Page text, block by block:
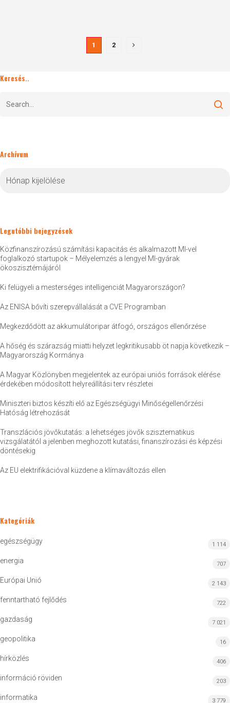
1 2
Keresés..
Archívum
Legutóbbi bejegyzések
Közfinanszírozású számítási kapacitás és alkalmazott MI-vel
foglalkozó startupok – Mélyelemzés a lengyel MI-gyárak
ökoszisztémájáról
Ki felügyeli a mesterséges intelligenciát Magyarországon?
Az ENISA bővíti szerepvállalását a CVE Programban
Megkezdődött az akkumulátoripar átfogó, országos ellenőrzése
A hőség és szárazság miatti helyzet legkritikusabb öt napja következik –
Magyarország Kormánya
A Magyar Közlönyben megjelentek az európai uniós források elérése
érdekében módosított helyreállítási terv részletei
Miniszteri biztos készíti elő az Egészségügyi Minőségellenőrzési
Hatóság létrehozását
Transzlációs jövőkutatás: a lehetséges jövők szisztematikus
vizsgálatától a jelenben meghozott kutatási, finanszírozási és képzési
döntésekig
Az EU elektrifikációval küzdene a klímaváltozás ellen
Kategóriák
egészségügy 1 114
energia 707
Európai Unió 2 143
fenntartható fejlődés 722
gazdaság 7 021
geopolitika 16
hírközlés 406
információ röviden 203
informatika 3 779